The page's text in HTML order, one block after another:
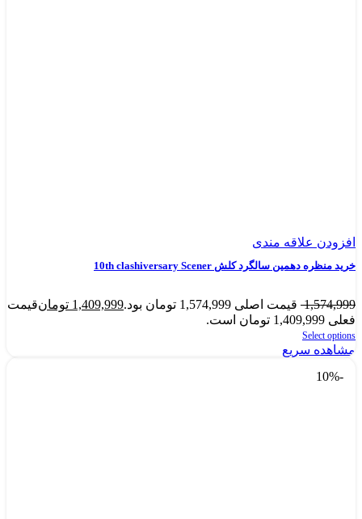
افزودن علاقه مندی
خرید منظره دهمین سالگرد کلش 10th clashiversary Scener
1,574,999 قیمت اصلی 1,574,999 تومان بود. 1,409,999 تومانقیمت
فعلی 1,409,999 تومان است.
Select options
مشاهده سریع
-10%